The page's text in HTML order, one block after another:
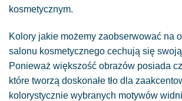
kosmetycznym.
Kolory jakie możemy zaobserwować na
salonu kosmetycznego cechują się
Ponieważ większość obrazów posiada
które tworzą doskonałe tło dla
kolorystycznie wybranych motywów